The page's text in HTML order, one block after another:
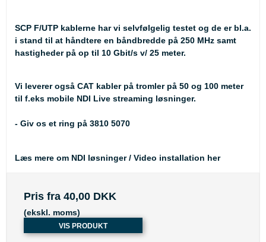
SCP F/UTP kablerne har vi selvfølgelig testet og de er bl.a.
i stand til at håndtere en båndbredde på 250 MHz samt
hastigheder på op til 10 Gbit/s v/ 25 meter.
Vi leverer også CAT kabler på tromler på 50 og 100 meter
til f.eks mobile NDI Live streaming løsninger.
- Giv os et ring på 3810 5070
Læs mere om NDI løsninger / Video installation her
Pris fra 40,00 DKK
(ekskl. moms)
VIS PRODUKT